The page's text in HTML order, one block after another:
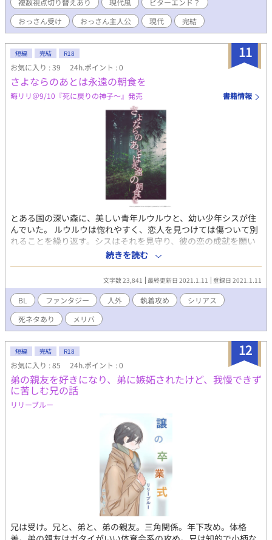
複数視点切り替えあり
現代風
ビターエンド？
おっさん受け
おっさん主人公 現代 完結
11
短編 完結 R18
お気に入り : 39 24h.ポイント : 0
さよならのあとは永遠の朝食を
晦リリ＠9/10『死に戻りの神子～』発売 書籍情報
とある国の深い森に、美しい青年ルウルウと、幼い少年シスが住
んでいた。 ルウルウは惚れやすく、恋人を見つけては傷ついて別
れることを繰り返す。シスはそれを見守り、彼の恋の成就を願い
ながら成長していく。 Twitter企画「夏の夜のBL性癖歌会」（終
了しました）にて正解された方にいただいたリクエスト『恋なの
か恋じゃないのか分からない、激しい執念や執着』がテーマで
す。 ※死ネタ含みます。 ※ムーンライトノベルズさんにも掲載し
ています
続きを読む
文字数 23,841 最終更新日 2021.1.11 登録日 2021.1.11
BL ファンタジー 人外 執着攻め
シリアス
死ネタあり
メリバ
12
短編 完結 R18
お気に入り : 85 24h.ポイント : 0
弟の親友を好きになり、弟に嫉妬されたけど、我慢できず
に苦しむ兄の話
リリーブルー
兄は受け。兄と、弟と、弟の親友。三角関係。年下攻め。体格